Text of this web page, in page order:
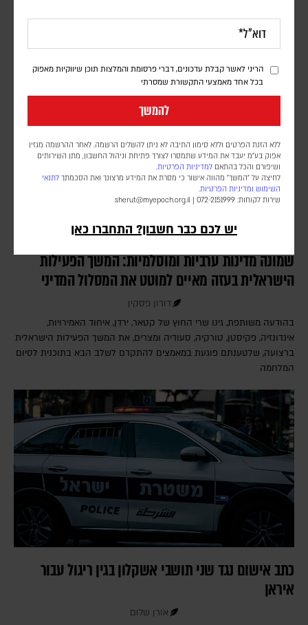
הריני לאשר קבלת עדכונים, דברי פרסומת והמלצות תוכן שיווקיות מאפוק
בכל אחד מאמצעי התקשורת שמסרתי
להמשך
ללא הזנת הפרטים וללא סימון התיבה לא ניתן להשלים הרשמה. לאחר ההרשמה מגזין
אפוק בע״מ יעבד את המידע שתמסרו לצורך פתיחת וניהול החשבון, מתן השירותים
ושיפורם והכל בהתאם למדיניות הפרטיות.
לחיצה על "המשך" מהווה אישור כי מסרת את המידע מרצונך ואת הסכמתך לתנאי
השימוש ומדיניות הפרטיות.
שירות לקוחות: 072-2151999 |
sherut@myepoch.org.il
יש לכם כבר חשבון? התחברו כאן
לפי הדיווחים, כטב"מים של החות'ים תקפו מחנות השייכים לכוחות
שמונה מדינות ערביות ומוסלמיות: המשך הפעילות
הישראלית בעזה מאיים למוטט את המסלול המדיני
דורון פסקין
בהודעה משותפת, גינו שרי החוץ של קטאר, ירדן, איחוד האמירויות,
אינדונזיה, פקיסטן, טורקיה, סעודיה ומצרים, את המשך הפעילות הישראלית
ברצועה, שלטענתם פוגעת במאמצים להתקדם לשלב הבא בתוכנית לסיום
המלחמה
כתב אישום נגד שני תושבי אשקלון בגין ריגול עבור
איראן
אורן שלום